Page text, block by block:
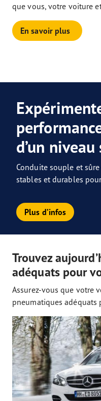
que vous, votre voiture
En savoir plus
d’un
Conduite souple et
stables et durables
Plus d’infos
Trouvez
adéquats pour
Assurez-vous que votre
pneumatiques adéquats